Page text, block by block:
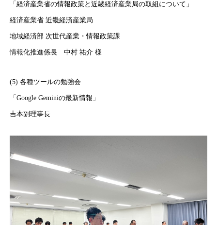
「経済産業省の情報政策と近畿経済産業局の取組について」
経済産業省 近畿経済産業局
地域経済部 次世代産業・情報政策課
情報化推進係長 中村 祐介 様
(5) 各種ツールの勉強会
「Google Geminiの最新情報」
吉本副理事長